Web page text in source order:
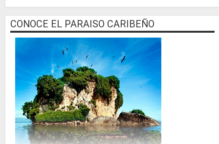
CONOCE EL PARAISO CARIBEÑO